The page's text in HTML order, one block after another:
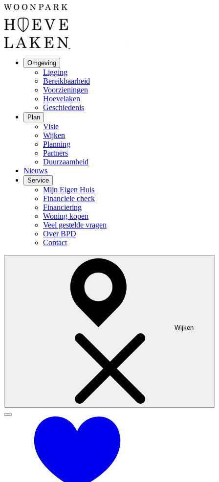
Omgeving
Ligging
Bereikbaarheid
Voorzieningen
Hoevelaken
Geschiedenis
Plan
Visie
Wijken
Planning
Partners
Duurzaamheid
Nieuws
Service
Mijn Eigen Huis
Financiele check
Financiering
Woning kopen
Veel gestelde vragen
Over BPD
Contact
Wijken